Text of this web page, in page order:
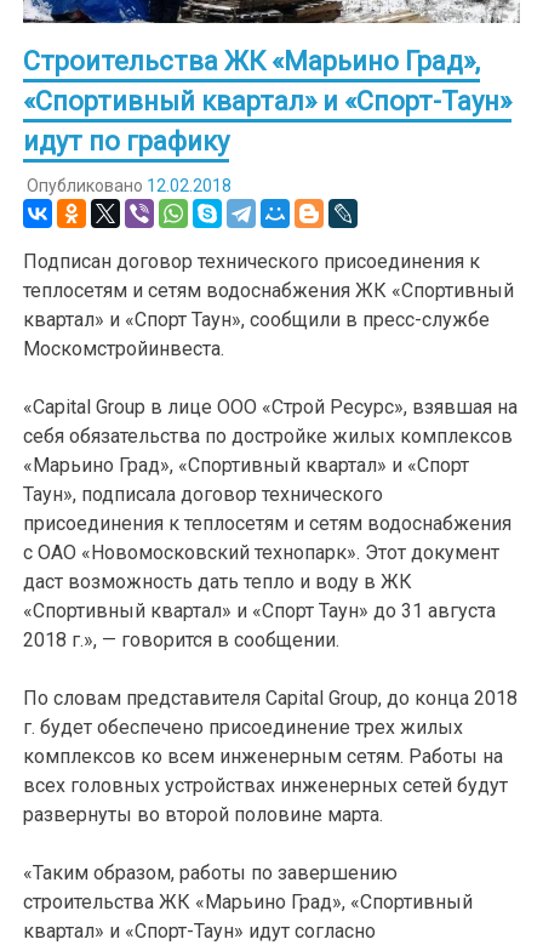
Строительства ЖК «Марьино Град»,
«Спортивный квартал» и «Спорт-Таун»
идут по графику
Опубликовано 12.02.2018
Подписан договор технического присоединения к
теплосетям и сетям водоснабжения ЖК «Спортивный
квартал» и «Спорт Таун», сообщили в пресс-службе
Москомстройинвеста.
«Capital Group в лице ООО «Строй Ресурс», взявшая на
себя обязательства по достройке жилых комплексов
«Марьино Град», «Спортивный квартал» и «Спорт
Таун», подписала договор технического
присоединения к теплосетям и сетям водоснабжения
с ОАО «Новомосковский технопарк». Этот документ
даст возможность дать тепло и воду в ЖК
«Спортивный квартал» и «Спорт Таун» до 31 августа
2018 г.», — говорится в сообщении.
По словам представителя Capital Group, до конца 2018
г. будет обеспечено присоединение трех жилых
комплексов ко всем инженерным сетям. Работы на
всех головных устройствах инженерных сетей будут
развернуты во второй половине марта.
«Таким образом, работы по завершению
строительства ЖК «Марьино Град», «Спортивный
квартал» и «Спорт-Таун» идут согласно